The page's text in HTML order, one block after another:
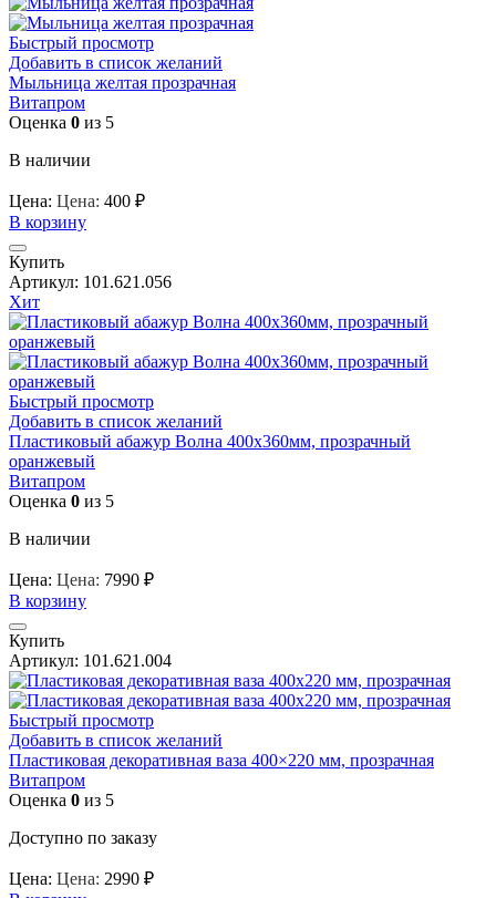
Быстрый просмотр
Добавить в список желаний
Мыльница желтая прозрачная
Витапром
Оценка 0 из 5
В наличии
Цена: Цена: 400 ₽
В корзину
Купить
Артикул: 101.621.056
Хит
Быстрый просмотр
Добавить в список желаний
Пластиковый абажур Волна 400х360мм, прозрачный
оранжевый
Витапром
Оценка 0 из 5
В наличии
Цена: Цена: 7990 ₽
В корзину
Купить
Артикул: 101.621.004
Быстрый просмотр
Добавить в список желаний
Пластиковая декоративная ваза 400×220 мм, прозрачная
Витапром
Оценка 0 из 5
Доступно по заказу
Цена: Цена: 2990 ₽